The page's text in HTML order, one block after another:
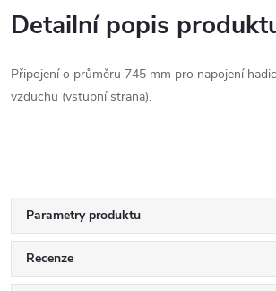
Detailní popis
Připojení o průměru 745 mm pro napojení
vzduchu (vstupní strana).
Parametry produktu
Recenze